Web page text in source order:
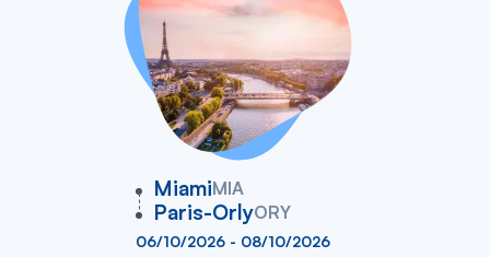
MiamiMIA
vers
Paris-OrlyORY
06/10/2026 - 08/10/2026